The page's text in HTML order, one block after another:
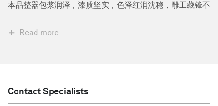
本品整器包浆润泽，漆质坚实，色泽红润沈稳，雕工藏锋不
Read more
Contact Specialists